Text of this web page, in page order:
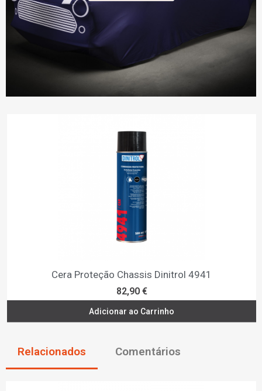
Gel de Proteção Anticorrosão FLUID FILM WRN-EP
452,00 €
Adicionar ao Carrinho
Relacionados Comentários